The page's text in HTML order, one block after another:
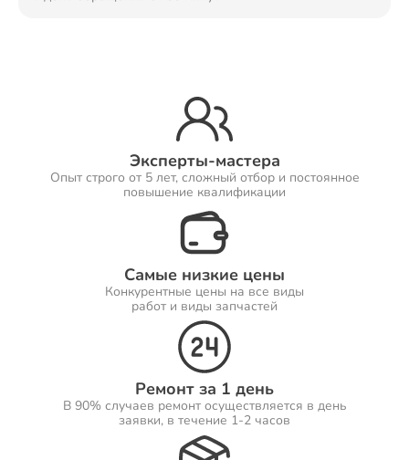
Эксперты-мастера
Опыт строго от 5 лет, сложный отбор и постоянное
повышение квалификации
Самые низкие цены
Конкурентные цены на все виды
работ и виды запчастей
Ремонт за 1 день
В 90% случаев ремонт осуществляется в день
заявки, в течение 1-2 часов
Ремонт Принтеров
Ремонт Саундбаров
Ремонт VR систем
Ремонт Сабвуферов
Ремонт Посудомоечных машин